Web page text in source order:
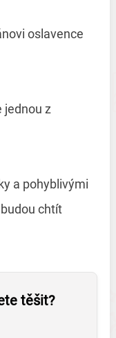
oslavence
jednou z
a pohyblivými
chtít
těšit?